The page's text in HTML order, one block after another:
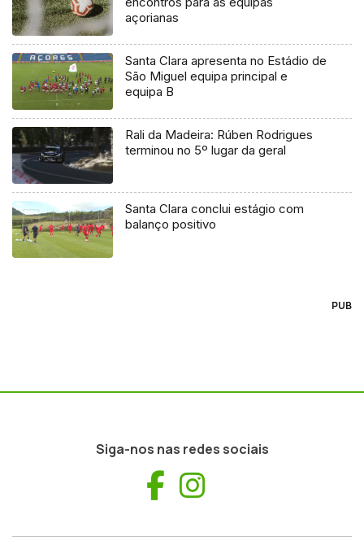
açorianas
Santa Clara apresenta no Estádio de
São Miguel equipa principal e
equipa B
Rali da Madeira: Rúben Rodrigues
terminou no 5º lugar da geral
Santa Clara conclui estágio com
balanço positivo
PUB
Siga-nos nas redes sociais
Facebook